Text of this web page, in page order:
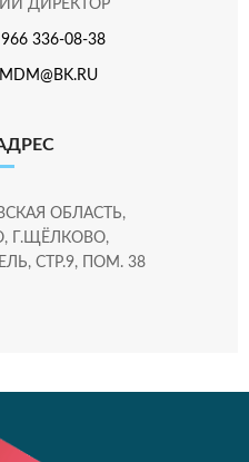
ДИРЕКТОР
336-08-38
ОБЛАСТЬ,
Г.ЩЁЛКОВО,
СТР.9, ПОМ. 38